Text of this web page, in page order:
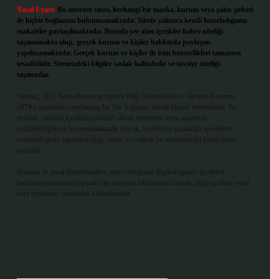
Yasal Uyarı: Bu internet sitesi, herhangi bir marka, kurum veya şahıs şirketi
ile hiçbir bağlantısı bulunmamaktadır. Sitede yalnızca kendi hazırladığımız
makaleler paylaşılmaktadır. Burada yer alan içerikler haber niteliği
taşımamakta olup, gerçek kurum ve kişiler hakkında paylaşım
yapılmamaktadır. Gerçek kurum ve kişiler ile isim benzerlikleri tamamen
tesadüfidir. Sitemizdeki bilgiler taslak halindedir ve tavsiye niteliği
taşımazlar.
Sitemiz, 5651 Sayılı Kanun gereğince Bilgi Teknolojileri ve İletişim Kurumu
(BTK) tarafından onaylanmış bir Yer Sağlayıcı olarak hizmet vermektedir. Bu
nedenle, sitedeki içerikleri proaktif olarak denetleme veya araştırma
yükümlülüğümüz bulunmamaktadır. Ancak, üyelerimiz yazdıkları içeriklerin
sorumluluğunu taşımakta olup, siteye üye olarak bu sorumluluğu kabul etmiş
sayılırlar.
Hukuka ve yasal düzenlemelere aykırı olduğunu düşündüğünüz içerikleri,
backlinkpanelicomtr@gmail.com
adresine bildirmeniz halinde, ilgili içerikler yasal
süre içerisinde sitemizden kaldırılacaktır.